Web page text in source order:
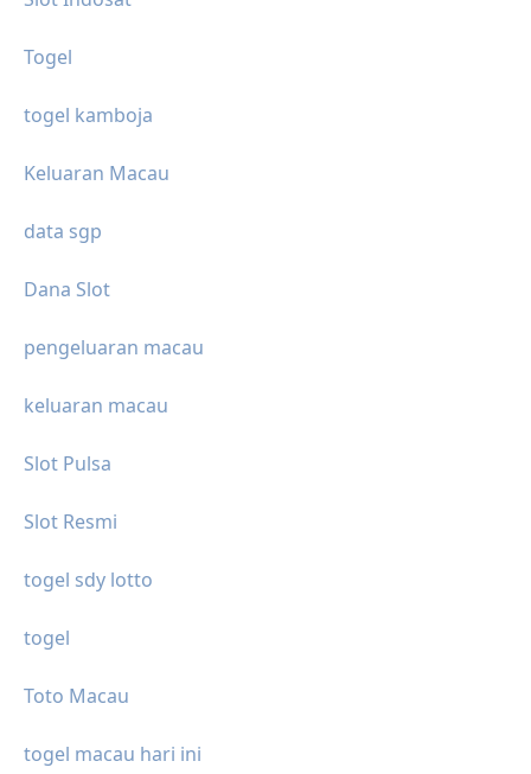
Togel
togel kamboja
Keluaran Macau
data sgp
Dana Slot
pengeluaran macau
keluaran macau
Slot Pulsa
Slot Resmi
togel sdy lotto
togel
Toto Macau
togel macau hari ini